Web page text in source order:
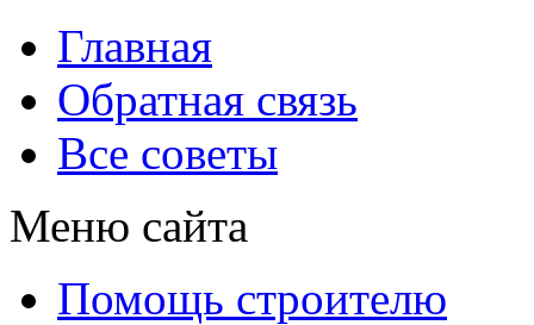
Главная
Обратная связь
Все советы
Меню сайта
Помощь строителю